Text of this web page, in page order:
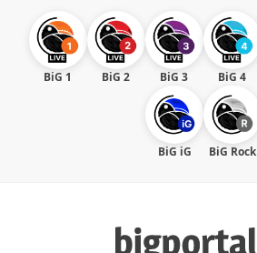
BiG 1 BiG 2 BiG 3 BiG 4
BiG iG BiG Rock